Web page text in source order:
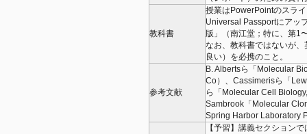
教科書
授業はPowerPointのスラ
Universal Passportにアッ
版」（南江堂；特に、第1
なお、教科書ではないが
良い）を必携のこと。
参考文献
B. Albertsら「Molecular
Co）、Cassimerisら「
ら「Molecular Cell
Sambrook「Molecular
Spring Harbor Laboratory
【予習】講義セクション